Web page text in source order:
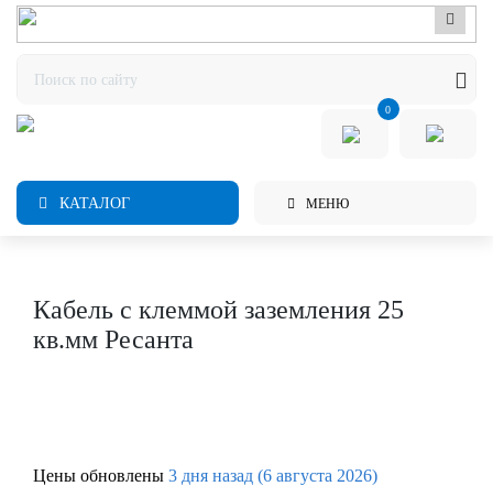
0
КАТАЛОГ МЕНЮ
Кабель с клеммой заземления 25
кв.мм Ресанта
Цены обновлены 3 дня назад (6 августа 2026)